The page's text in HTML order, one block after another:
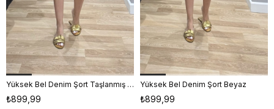
34 36 38 40
Yüksek Bel Denim Şort Taşlanmış Mavi
₺899,99
34 36 38 40
Yüksek Bel Denim Şort Beyaz
₺899,99